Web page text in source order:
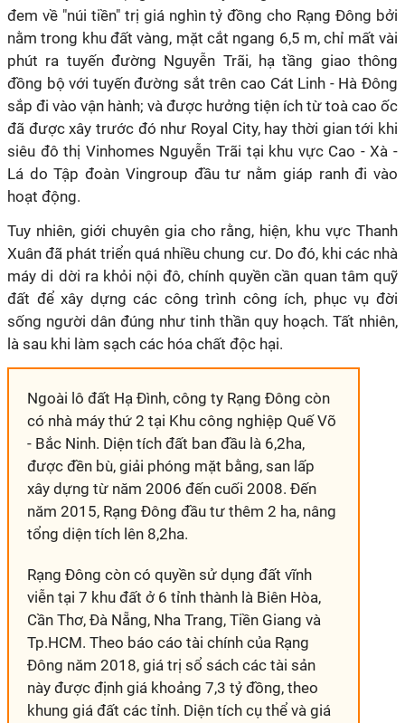
đem về "núi tiền" trị giá nghìn tỷ đồng cho Rạng Đông bởi
nằm trong khu đất vàng, mặt cắt ngang 6,5 m, chỉ mất vài
phút ra tuyến đường Nguyễn Trãi, hạ tầng giao thông
đồng bộ với tuyến đường sắt trên cao Cát Linh - Hà Đông
sắp đi vào vận hành; và được hưởng tiện ích từ toà cao ốc
đã được xây trước đó như Royal City, hay thời gian tới khi
siêu đô thị Vinhomes Nguyễn Trãi tại khu vực Cao - Xà -
Lá do Tập đoàn Vingroup đầu tư nằm giáp ranh đi vào
hoạt động.
Tuy nhiên, giới chuyên gia cho rằng, hiện, khu vực Thanh
Xuân đã phát triển quá nhiều chung cư. Do đó, khi các nhà
máy di dời ra khỏi nội đô, chính quyền cần quan tâm quỹ
đất để xây dựng các công trình công ích, phục vụ đời
sống người dân đúng như tinh thần quy hoạch. Tất nhiên,
là sau khi làm sạch các hóa chất độc hại.
Ngoài lô đất Hạ Đình, công ty Rạng Đông còn
có nhà máy thứ 2 tại Khu công nghiệp Quế Võ
- Bắc Ninh. Diện tích đất ban đầu là 6,2ha,
được đền bù, giải phóng mặt bằng, san lấp
xây dựng từ năm 2006 đến cuối 2008. Đến
năm 2015, Rạng Đông đầu tư thêm 2 ha, nâng
tổng diện tích lên 8,2ha.
Rạng Đông còn có quyền sử dụng đất vĩnh
viễn tại 7 khu đất ở 6 tỉnh thành là Biên Hòa,
Cần Thơ, Đà Nẵng, Nha Trang, Tiền Giang và
Tp.HCM. Theo báo cáo tài chính của Rạng
Đông năm 2018, giá trị sổ sách các tài sản
này được định giá khoảng 7,3 tỷ đồng, theo
khung giá đất các tỉnh. Diện tích cụ thể và giá